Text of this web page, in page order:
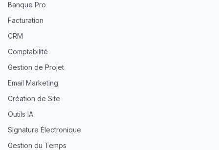
Banque Pro
Facturation
CRM
Comptabilité
Gestion de Projet
Email Marketing
Création de Site
Outils IA
Signature Électronique
Gestion du Temps